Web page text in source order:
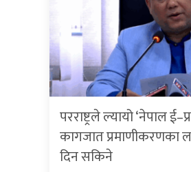
परराष्ट्रले ल्यायो ‘नेपाल
कागजात प्रमाणीकरणका
दिन सकिने